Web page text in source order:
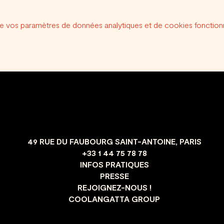
vos paramètres de données analytiques et de cookies
49 RUE DU FAUBOURG SAINT-ANTOINE, PARIS
+33 1 44 75 78 78
INFOS PRATIQUES
PRESSE
REJOIGNEZ-NOUS !
COOLANGATTA GROUP